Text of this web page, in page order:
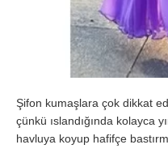
Şifon kumaşlara çok dikkat
çünkü ıslandığında kolayca
havluya koyup hafifçe